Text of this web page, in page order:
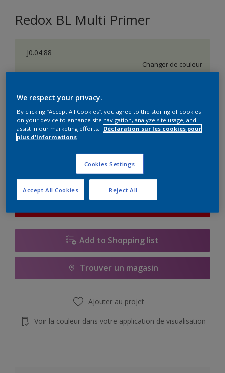
Redox BL Multi Primer
J0.04.88
Changer de couleur
1 L 2,5 L
Quantité
Calculer
Ce produit n'est pas destiné à la vente en ligne et ne
Add to Shopping list
Trouver un magasin
Ajouter au projet
Voir la couleur dans votre application de visualisation
We respect your privacy.
By clicking “Accept All Cookies”, you agree to the storing of cookies
on your device to enhance site navigation, analyze site usage, and
assist in our marketing efforts.
Déclaration sur les cookies pour
plus d'informations
Cookies Settings
Reject All
Accept All Cookies